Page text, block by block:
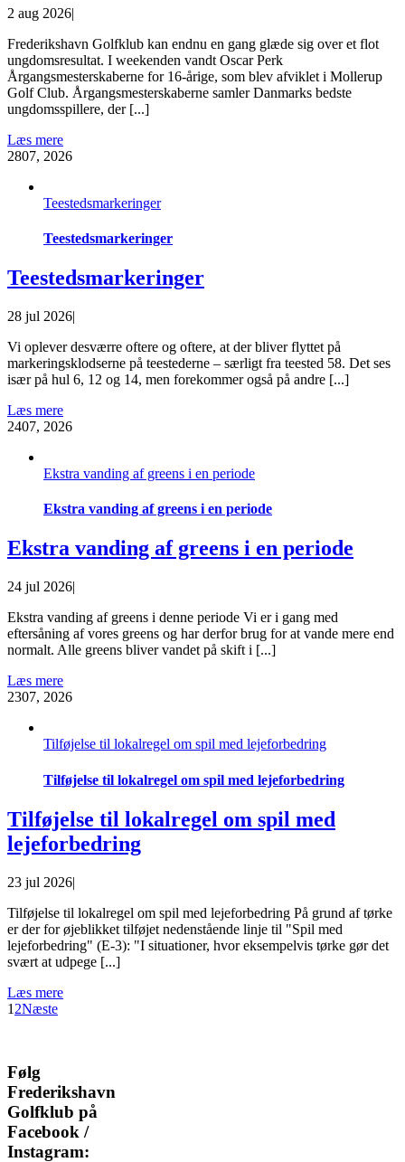
2 aug 2026|
Frederikshavn Golfklub kan endnu en gang glæde sig over et flot
ungdomsresultat. I weekenden vandt Oscar Perk
Årgangsmesterskaberne for 16-årige, som blev afviklet i Mollerup
Golf Club. Årgangsmesterskaberne samler Danmarks bedste
ungdomsspillere, der [...]
Læs mere
2807, 2026
Teestedsmarkeringer
Teestedsmarkeringer
Teestedsmarkeringer
28 jul 2026|
Vi oplever desværre oftere og oftere, at der bliver flyttet på
markeringsklodserne på teestederne – særligt fra teested 58. Det ses
især på hul 6, 12 og 14, men forekommer også på andre [...]
Læs mere
2407, 2026
Ekstra vanding af greens i en periode
Ekstra vanding af greens i en periode
Ekstra vanding af greens i en periode
24 jul 2026|
Ekstra vanding af greens i denne periode Vi er i gang med
eftersåning af vores greens og har derfor brug for at vande mere end
normalt. Alle greens bliver vandet på skift i [...]
Læs mere
2307, 2026
Tilføjelse til lokalregel om spil med lejeforbedring
Tilføjelse til lokalregel om spil med lejeforbedring
Tilføjelse til lokalregel om spil med
lejeforbedring
23 jul 2026|
Tilføjelse til lokalregel om spil med lejeforbedring På grund af tørke
er der for øjeblikket tilføjet nedenstående linje til "Spil med
lejeforbedring" (E-3): "I situationer, hvor eksempelvis tørke gør det
svært at udpege [...]
Læs mere
1 2Næste
Følg
Frederikshavn
Golfklub på
Facebook /
Instagram: